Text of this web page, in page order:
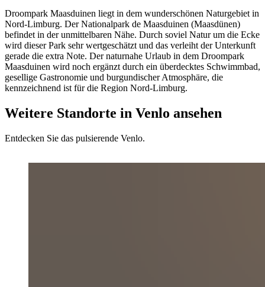
Droompark Maasduinen liegt in dem wunderschönen Naturgebiet in
Nord-Limburg. Der Nationalpark de Maasduinen (Maasdünen)
befindet in der unmittelbaren Nähe. Durch soviel Natur um die Ecke
wird dieser Park sehr wertgeschätzt und das verleiht der Unterkunft
gerade die extra Note. Der naturnahe Urlaub in dem Droompark
Maasduinen wird noch ergänzt durch ein überdecktes Schwimmbad,
gesellige Gastronomie und burgundischer Atmosphäre, die
kennzeichnend ist für die Region Nord-Limburg.
Weitere Standorte in Venlo ansehen
Entdecken Sie das pulsierende Venlo.